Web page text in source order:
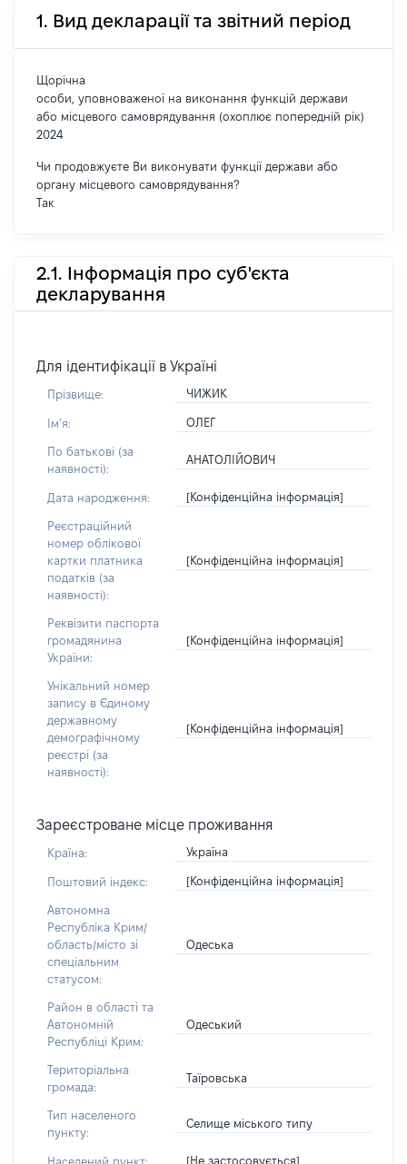
1. Вид декларації та звітний період
Щорічна
особи, уповноваженої на виконання функцій держави
або місцевого самоврядування (охоплює попередній рік)
2024
Чи продовжуєте Ви виконувати функції держави або
органу місцевого самоврядування?
Так
2.1. Інформація про суб'єкта
декларування
Для ідентифікації в Україні
Прізвище: ЧИЖИК
Імʼя: ОЛЕГ
По батькові (за
наявності):
АНАТОЛІЙОВИЧ
Дата народження: [Конфіденційна інформація]
Реєстраційний
номер облікової
картки платника
податків (за
наявності):
[Конфіденційна інформація]
Реквізити паспорта
громадянина
України:
[Конфіденційна інформація]
Унікальний номер
запису в Єдиному
державному
демографічному
реєстрі (за
наявності):
[Конфіденційна інформація]
Зареєстроване місце проживання
Країна: Україна
Поштовий індекс: [Конфіденційна інформація]
Автономна
Республіка Крим/
область/місто зі
спеціальним
статусом:
Одеська
Район в області та
Автономній
Республіці Крим:
Одеський
Територіальна
громада:
Таїровська
Тип населеного
пункту:
Селище міського типу
Населений пункт: [Не застосовується]